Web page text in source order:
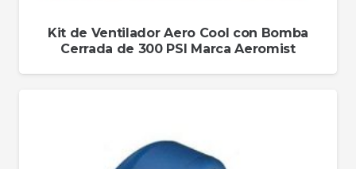
Kit de Ventilador Aero Cool con Bomba
Cerrada de 300 PSI Marca Aeromist